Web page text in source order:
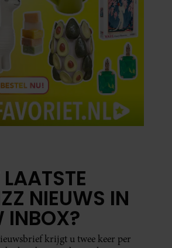
LAATSTE
NIEUWS IN
INBOX?
krijgt u twee keer per